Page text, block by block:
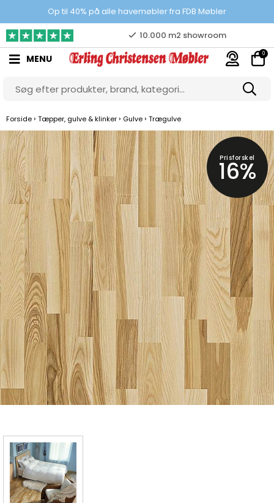
Op til 40% på alle havemøbler fra FDB Møbler
Prisgaranti
10.000 m2 showroom
Gratis & gode parkeringsforhold
MENU 0
Forside › Tæpper, gulve & klinker › Gulve › Trægulve
Prisforskel
16%